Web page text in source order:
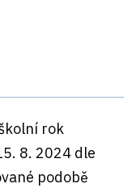
rok
8. 2024 dle
podobě